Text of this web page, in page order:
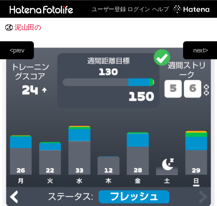
ユーザー登録 ログイン ヘルプ
泥山田の
next>
<prev